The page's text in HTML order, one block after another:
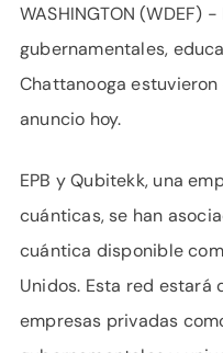
WASHINGTON (WDEF)
gubernamentales,
Chattanooga
anuncio hoy.
EPB y Qubitekk, una
cuánticas, se han
cuántica disponible
Unidos. Esta red
empresas privadas